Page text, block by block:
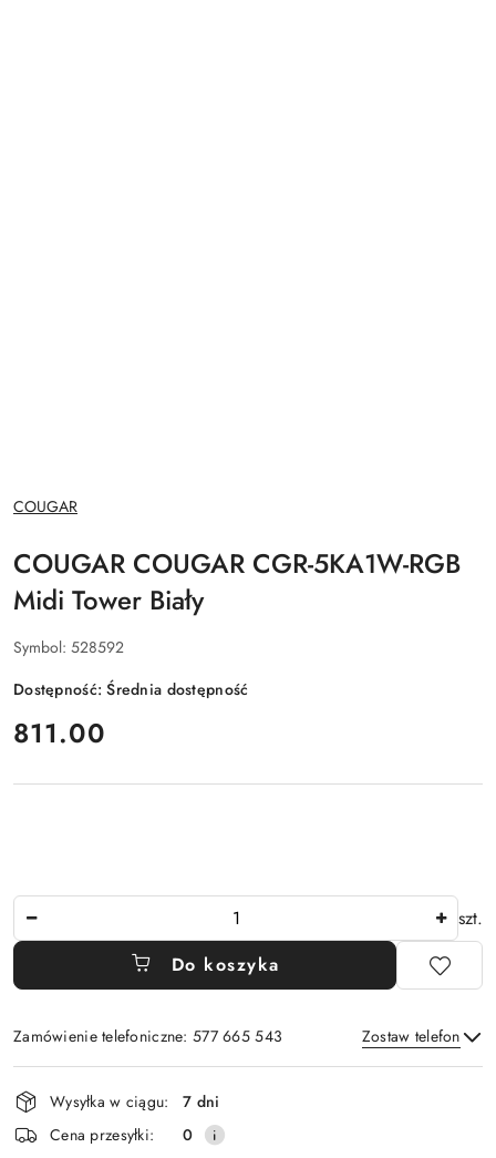
NAZWA
PRODUCENTA:
COUGAR
COUGAR COUGAR CGR-5KA1W-RGB
Midi Tower Biały
Symbol: 528592
Dostępność:Średnia dostępność
cena:
811.00
szt.
Do koszyka
Zamówienie telefoniczne: 577 665 543 Zostaw telefon
Wyślij
Dostępność
i
dostawa
Wysyłka w ciągu:
7 dni
Cena przesyłki:
0